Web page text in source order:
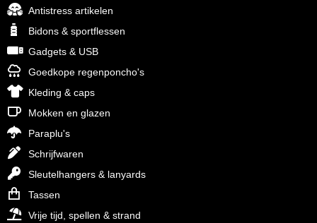
Antistress artikelen
Bidons & sportflessen
Gadgets & USB
Goedkope regenponcho's
Kleding & caps
Mokken en glazen
Paraplu's
Schrijfwaren
Sleutelhangers & lanyards
Tassen
Vrije tijd, spellen & strand